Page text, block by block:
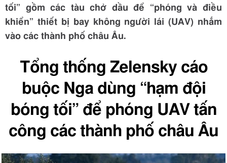
tối” gồm các tàu chở dầu để “phóng và điều
khiển” thiết bị bay không người lái (UAV) nhắm
vào các thành phố châu Âu.
Tổng thống Zelensky cáo
buộc Nga dùng “hạm đội
bóng tối” để phóng UAV tấn
công các thành phố châu Âu